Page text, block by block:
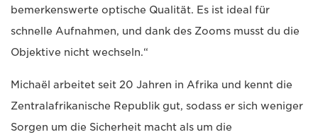
bemerkenswerte optische Qualität. Es ist ideal für
schnelle Aufnahmen, und dank des Zooms musst du die
Objektive nicht wechseln.“
Michaël arbeitet seit 20 Jahren in Afrika und kennt die
Zentralafrikanische Republik gut, sodass er sich weniger
Sorgen um die Sicherheit macht als um die